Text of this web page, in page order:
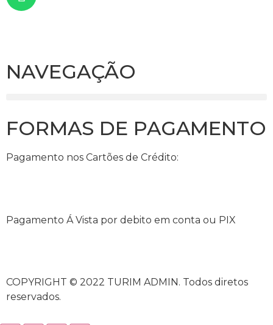
NAVEGAÇÃO
FORMAS DE PAGAMENTO
Pagamento nos Cartões de Crédito:
Pagamento Á Vista por debito em conta ou PIX
COPYRIGHT © 2022 TURIM ADMIN. Todos diretos
reservados.